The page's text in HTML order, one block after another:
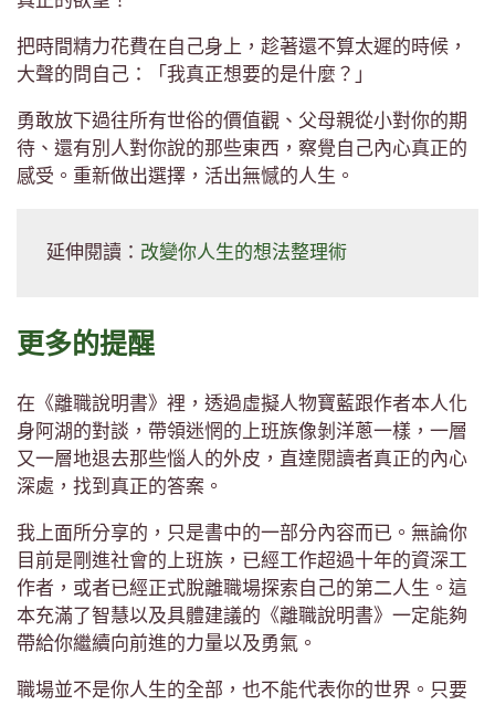
把時間精力花費在自己身上，趁著還不算太遲的時候，
大聲的問自己：「我真正想要的是什麼？」
勇敢放下過往所有世俗的價值觀、父母親從小對你的期
待、還有別人對你說的那些東西，察覺自己內心真正的
感受。重新做出選擇，活出無憾的人生。
延伸閱讀： 改變你人生的想法整理術
更多的提醒
在《離職說明書》裡，透過虛擬人物寶藍跟作者本人化
身阿湖的對談，帶領迷惘的上班族像剝洋蔥一樣，一層
又一層地退去那些惱人的外皮，直達閱讀者真正的內心
深處，找到真正的答案。
我上面所分享的，只是書中的一部分內容而已。無論你
目前是剛進社會的上班族，已經工作超過十年的資深工
作者，或者已經正式脫離職場探索自己的第二人生。這
本充滿了智慧以及具體建議的《離職說明書》一定能夠
帶給你繼續向前進的力量以及勇氣。
職場並不是你人生的全部，也不能代表你的世界。只要